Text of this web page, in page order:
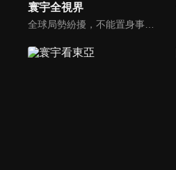
寰宇全視界